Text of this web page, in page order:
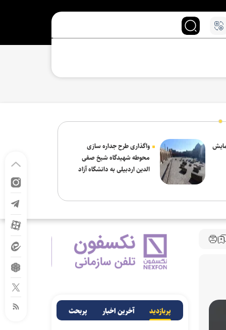
واگذاری طرح جداره سازی
محوطه شهیدگاه شیخ صفی
الدین اردبیلی به دانشگاه آزاد
پربازدید آخرین اخبار پربحث